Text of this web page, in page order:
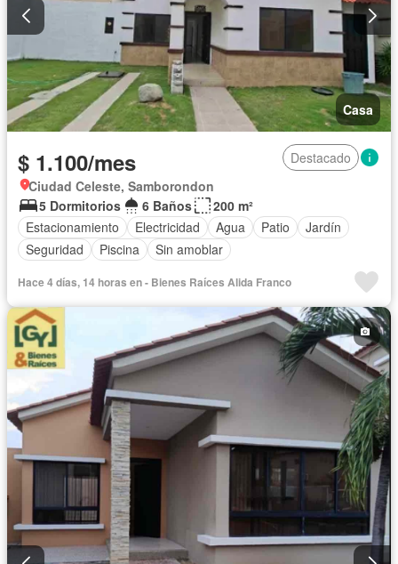
Casa
$ 1.100/mes
Destacado
Ciudad Celeste, Samborondon
5 Dormitorios
6 Baños
200 m²
Estacionamiento
Electricidad Agua Patio
Jardín
Seguridad
Piscina Sin amoblar
Hace 4 días, 14 horas en - Bienes Raíces Alida Franco